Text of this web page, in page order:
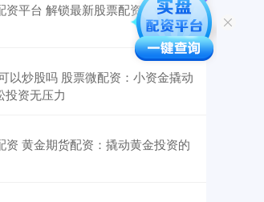
资平台 解锁最新股票配资平台，助
以炒股吗 股票微配资：小资金撬动
投资无压力
资 黄金期货配资：撬动黄金投资的